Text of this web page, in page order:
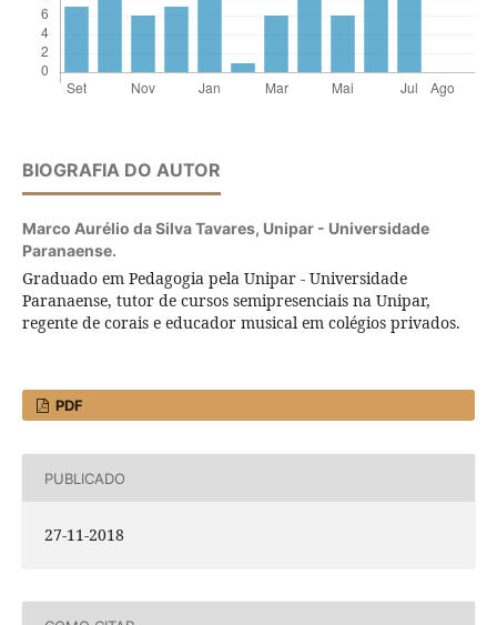
BIOGRAFIA DO AUTOR
Marco Aurélio da Silva Tavares, Unipar - Universidade
Paranaense.
Graduado em Pedagogia pela Unipar - Universidade
Paranaense, tutor de cursos semipresenciais na Unipar,
regente de corais e educador musical em colégios privados.
PDF
PUBLICADO
27-11-2018